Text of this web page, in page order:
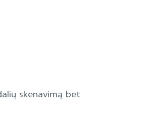
skenavimą bet